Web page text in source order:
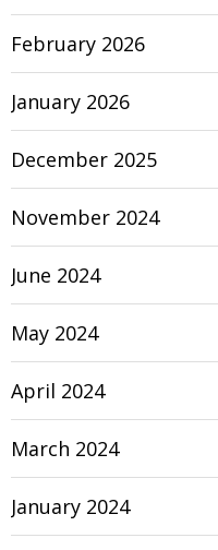
February 2026
January 2026
December 2025
November 2024
June 2024
May 2024
April 2024
March 2024
January 2024